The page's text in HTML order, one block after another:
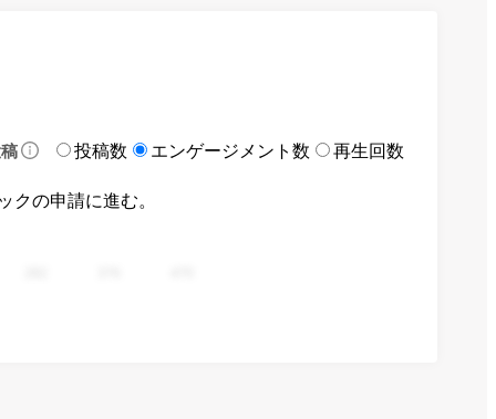
投稿数 エンゲージメント数 再生回数
の申請に進む。